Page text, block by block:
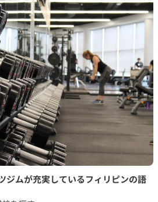
ジムが充実しているフィリピンの語